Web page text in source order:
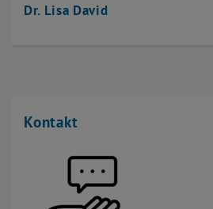
Dr. Lisa David
Kontakt